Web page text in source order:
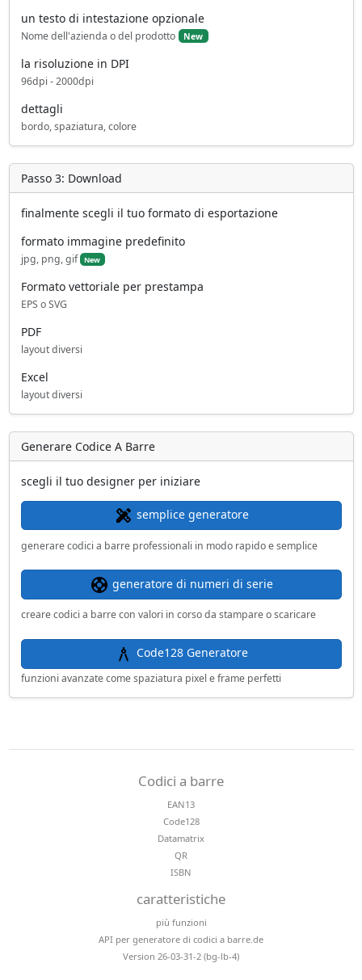
un testo di intestazione opzionale
Nome dell'azienda o del prodotto New
la risoluzione in DPI
96dpi - 2000dpi
dettagli
bordo, spaziatura, colore
Passo 3: Download
finalmente scegli il tuo formato di esportazione
formato immagine predefinito
jpg, png, gif New
Formato vettoriale per prestampa
EPS o SVG
PDF
layout diversi
Excel
layout diversi
Generare Codice A Barre
scegli il tuo designer per iniziare
semplice generatore
generare codici a barre professionali in modo rapido e semplice
generatore di numeri di serie
creare codici a barre con valori in corso da stampare o scaricare
Code128 Generatore
funzioni avanzate come spaziatura pixel e frame perfetti
Codici a barre
EAN13
Code128
Datamatrix
QR
ISBN
caratteristiche
più funzioni
API per generatore di codici a barre.de
Version 26-03-31-2 (bg-lb-4)